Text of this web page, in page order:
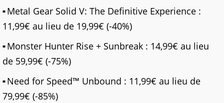
Metal Gear Solid V: The Definitive Experience :
11,99€ au lieu de 19,99€ (-40%)
Monster Hunter Rise + Sunbreak : 14,99€ au lieu
de 59,99€ (-75%)
Need for Speed™ Unbound : 11,99€ au lieu de
79,99€ (-85%)